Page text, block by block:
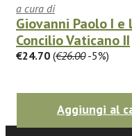
a cura di
Giovanni Paolo I e
Concilio Vaticano II
€24.70 (€26.00-5%)
Aggiungi al
facebook